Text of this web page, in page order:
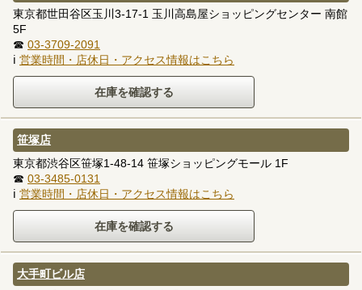
東京都世田谷区玉川3-17-1 玉川高島屋ショッピングセンター 南館
5F
☎ 03-3709-2091
ℹ 営業時間・店休日・アクセス情報はこちら
笹塚店
東京都渋谷区笹塚1-48-14 笹塚ショッピングモール 1F
☎ 03-3485-0131
ℹ 営業時間・店休日・アクセス情報はこちら
大手町ビル店